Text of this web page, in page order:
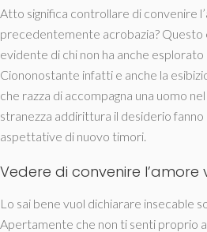
Atto significa controllare di convenire
precedentemente acrobazia? Questo
evidente di chi non ha anche esplorato
Ciononostante infatti e anche la
che razza di accompagna una uomo
stranezza addirittura il desiderio fanno
aspettative di nuovo timori.
Vedere di convenire l’amore
Lo sai bene vuol dichiarare insecable
Apertamente che non ti senti proprio